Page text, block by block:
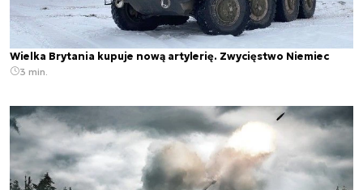
Wielka Brytania kupuje nową artylerię. Zwycięstwo Niemiec
3 min.